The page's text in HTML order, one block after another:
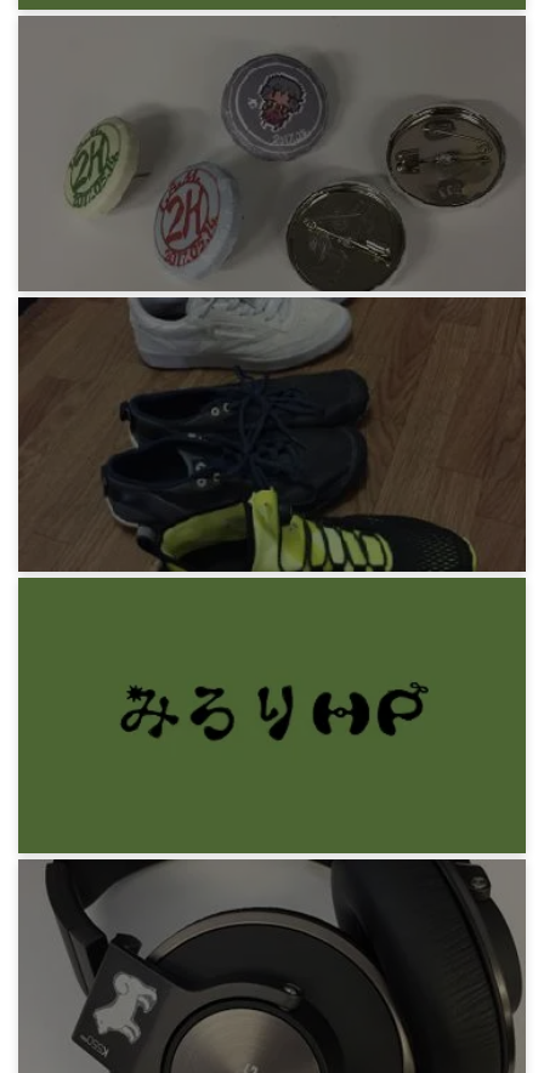
MMORPとは俺にとって何だったのか
8年前
みろりHP
缶バッヂを作る
8年前
ランニングシューズ新調 Reebok
Macbookでマウスオーバーが効かなくなる問題
の解決